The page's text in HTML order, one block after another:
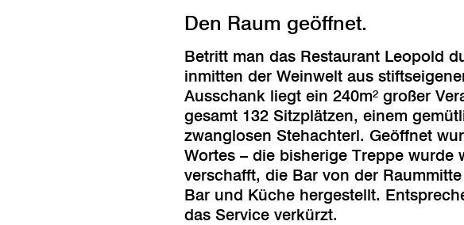
Den Raum geöffnet.
Betritt man das Restaurant Leopold
inmitten der Weinwelt aus
Ausschank liegt ein 240m² großer
gesamt 132 Sitzplätzen, einem
zwanglosen Stehachterl. Geöffnet
Wortes – die bisherige Treppe
verschafft, die Bar von der
Bar und Küche hergestellt.
das Service verkürzt.